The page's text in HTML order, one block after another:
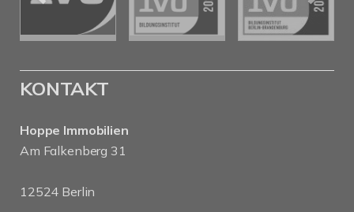
KONTAKT
Hoppe Immobilien
Am Falkenberg 31
12524 Berlin